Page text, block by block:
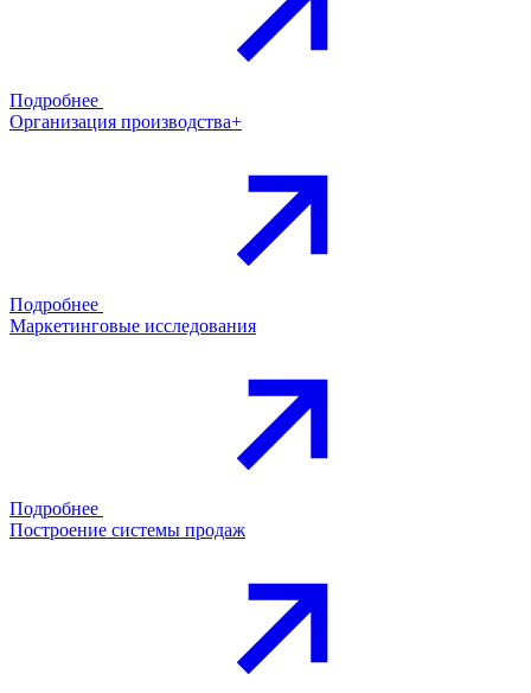
Подробнее
Организация производства+
Подробнее
Маркетинговые исследования
Подробнее
Построение системы продаж